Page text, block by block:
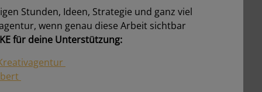
läuft ein Projektstart ab?
Erstgespräch → Zielklärung →
→ Kick-off
arbeite für Ein-Personen-Unternehmen
kleine und mittlere Unternehmen
Stunden, Ideen, Strategie und ganz viel
wenn genau diese Arbeit sichtbar
für deine Unterstützung: